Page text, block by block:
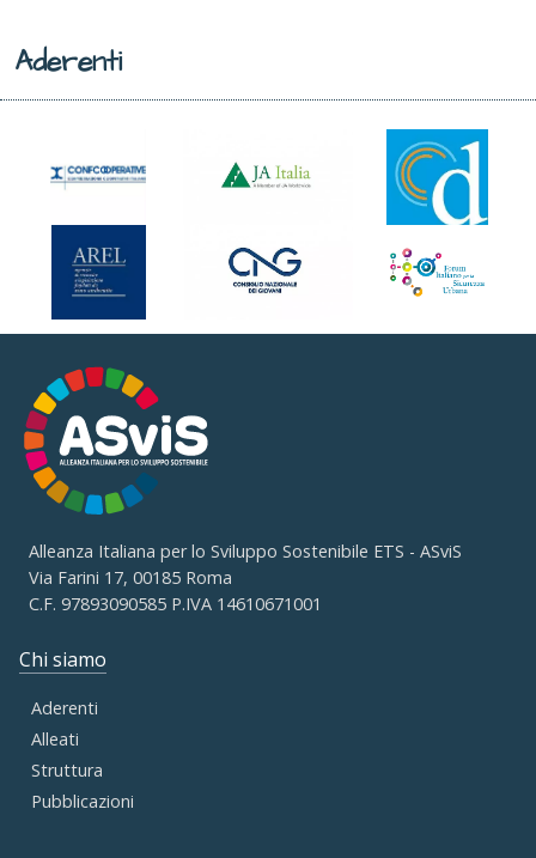
Aderenti
Alleanza Italiana per lo Sviluppo Sostenibile ETS - ASviS
Via Farini 17, 00185 Roma
C.F. 97893090585 P.IVA 14610671001
Chi siamo
Aderenti
Alleati
Struttura
Pubblicazioni